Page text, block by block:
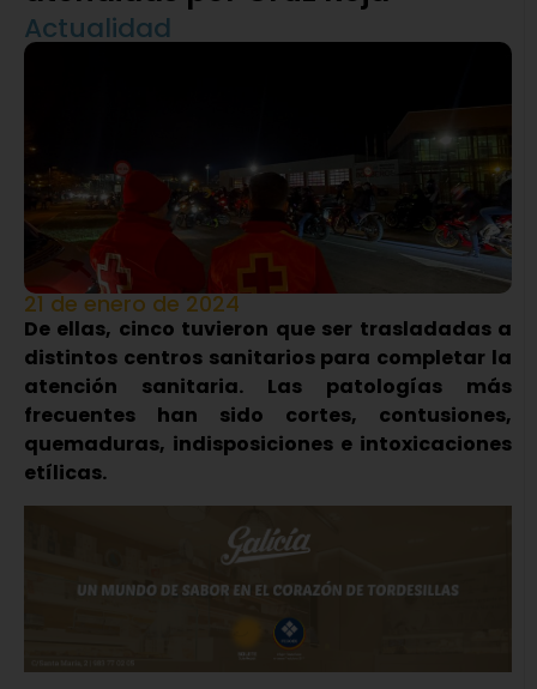
Actualidad
21 de enero de 2024
De ellas, cinco tuvieron que ser trasladadas a
distintos centros sanitarios para completar la
atención sanitaria. Las patologías más
frecuentes han sido cortes, contusiones,
quemaduras, indisposiciones e intoxicaciones
etílicas.